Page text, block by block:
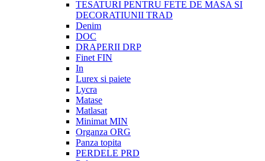
TESATURI PENTRU FETE DE MASA SI
DECORATIUNII TRAD
Denim
DOC
DRAPERII DRP
Finet FIN
In
Lurex si paiete
Lycra
Matase
Matlasat
Minimat MIN
Organza ORG
Panza topita
PERDELE PRD